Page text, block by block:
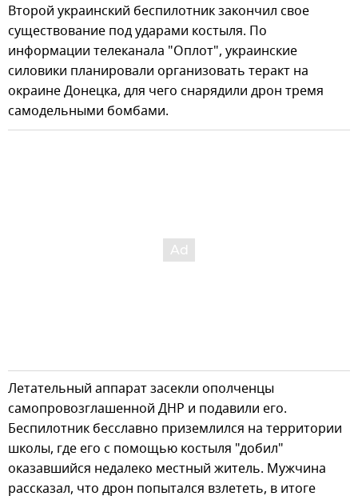
Второй украинский беспилотник закончил свое
существование под ударами костыля. По
информации телеканала "Оплот", украинские
силовики планировали организовать теракт на
окраине Донецка, для чего снарядили дрон тремя
самодельными бомбами.
Летательный аппарат засекли ополченцы
самопровозглашенной ДНР и подавили его.
Беспилотник бесславно приземлился на территории
школы, где его с помощью костыля "добил"
оказавшийся недалеко местный житель. Мужчина
рассказал, что дрон попытался взлететь, в итоге